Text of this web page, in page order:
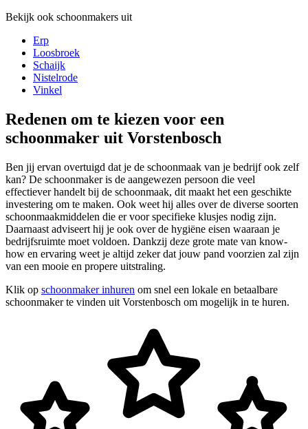
Bekijk ook schoonmakers uit
Erp
Loosbroek
Schaijk
Nistelrode
Vinkel
Redenen om te kiezen voor een
schoonmaker uit Vorstenbosch
Ben jij ervan overtuigd dat je de schoonmaak van je bedrijf ook zelf
kan? De schoonmaker is de aangewezen persoon die veel
effectiever handelt bij de schoonmaak, dit maakt het een geschikte
investering om te maken. Ook weet hij alles over de diverse soorten
schoonmaakmiddelen die er voor specifieke klusjes nodig zijn.
Daarnaast adviseert hij je ook over de hygiëne eisen waaraan je
bedrijfsruimte moet voldoen. Dankzij deze grote mate van know-
how en ervaring weet je altijd zeker dat jouw pand voorzien zal zijn
van een mooie en propere uitstraling.
Klik op schoonmaker inhuren om snel een lokale en betaalbare
schoonmaker te vinden uit Vorstenbosch om mogelijk in te huren.